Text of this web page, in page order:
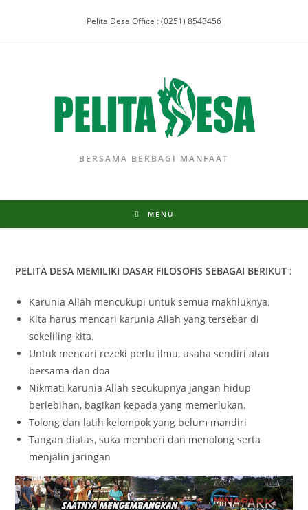
Pelita Desa Office : (0251) 8543456
BERSAMA BERBAGI MANFAAT
MENU
PELITA DESA MEMILIKI DASAR FILOSOFIS SEBAGAI BERIKUT :
Karunia Allah mencukupi untuk semua makhluknya.
Kita harus mencari karunia Allah yang tersebar di
sekeliling kita.
Untuk mencari rezeki perlu ilmu, usaha sendiri atau
bersama dan doa
Nikmati karunia Allah secukupnya jangan hidup
berlebihan, bagikan kepada yang memerlukan.
Tolong dan latih kelompok yang belum mandiri
Tangan diatas, suka memberi dan menolong serta
menjalin jaringan